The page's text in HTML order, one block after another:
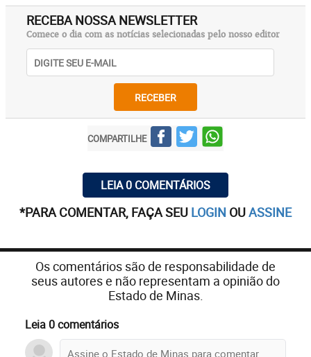
RECEBA NOSSA NEWSLETTER
Comece o dia com as notícias selecionadas pelo nosso editor
RECEBER
COMPARTILHE
LEIA 0 COMENTÁRIOS
*PARA COMENTAR, FAÇA SEU LOGIN OUASSINE
Os comentários são de responsabilidade de
seus autores e não representam a opinião do
Estado de Minas.
Leia 0 comentários